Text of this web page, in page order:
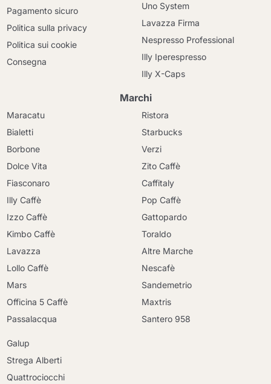
Pagamento sicuro
Politica sulla privacy
Politica sui cookie
Consegna
Uno System
Lavazza Firma
Nespresso Professional
Illy Iperespresso
Illy X-Caps
Marchi
Maracatu
Bialetti
Borbone
Dolce Vita
Fiasconaro
Illy Caffè
Izzo Caffè
Kimbo Caffè
Lavazza
Lollo Caffè
Mars
Officina 5 Caffè
Passalacqua
Ristora
Starbucks
Verzi
Zito Caffè
Caffitaly
Pop Caffè
Gattopardo
Toraldo
Altre Marche
Nescafè
Sandemetrio
Maxtris
Santero 958
Galup
Strega Alberti
Quattrociocchi